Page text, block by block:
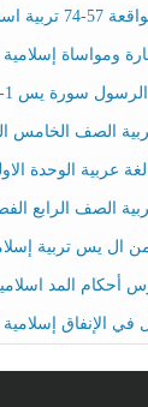
الصف التاسع
ومواساة إسلامية
يس 1-12 إسلامية ثامن
الصف الخامس الفصل
عربية الوحدة
الرابع الفصل الأول
ال يس تربية
أحكام المد
الإنفاق